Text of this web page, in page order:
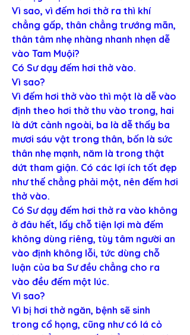
Vì sao, vì đếm hơi thở ra thì khí
chẳng gấp, thân chẳng trướng mãn,
thân tâm nhẹ nhàng nhanh nhẹn dễ
vào Tam Muội?
Có Sư dạy đếm hơi thở vào.
Vì sao?
Vì đếm hơi thở vào thì một là dễ vào
định theo hơi thở thu vào trong, hai
là dứt cảnh ngoài, ba là dễ thấy ba
mươi sáu vật trong thân, bốn là sức
thân nhẹ mạnh, năm là trong thật
dứt tham giận. Có các lợi ích tốt đẹp
như thế chẳng phải một, nên đếm hơi
thở vào.
Có Sư dạy đếm hơi thở ra vào không
ở đâu hết, lấy chỗ tiện lợi mà đếm
không dùng riêng, tùy tâm người an
vào định không lỗi, tức dùng chỗ
luận của ba Sư đều chẳng cho ra
vào đều đếm một lúc.
Vì sao?
Vì bị hơi thở ngăn, bệnh sẽ sinh
trong cổ họng, cũng như có lá cỏ